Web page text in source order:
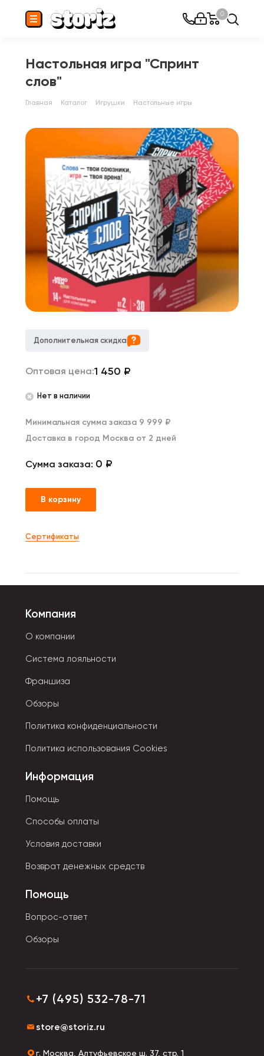
0
Настольная игра "Спринт
слов"
Главная Каталог Игрушки Настольные игры
Дополнительная скидка
Оптовая цена:1 450 ₽
Нет в наличии
Минимальная сумма заказа 9 999 ₽
Доставка в город Москва от 2 дней
Сумма заказа: 0 ₽
В корзину
Сертификаты
Компания
О компании
Система лояльности
Франшиза
Обзоры
Политика конфиденциальности
Политика использования Cookies
Информация
Помощь
Способы оплаты
Условия доставки
Возврат денежных средств
Помощь
Вопрос-ответ
Обзоры
+7 (495) 532-78-71
store@storiz.ru
г. Москва, Алтуфьевское ш. 37, стр. 1